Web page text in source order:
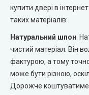
ARTIZ (Артиз)
Протипожежні двері
Технічні двері
Estet Doors (Естет
Стильні Двері
StilDoors (СтілДорс)
купити двері в
таких матеріалів:
Натуральний шпон .
чистий матеріал. Він
фактурою, а тому
може бути різною,
Дорожче коштуватиме